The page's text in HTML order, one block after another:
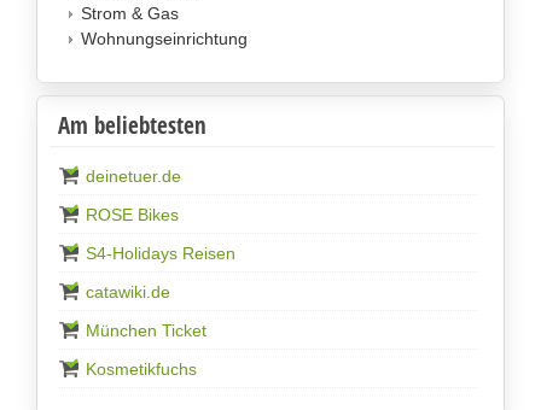
Strom & Gas
Wohnungseinrichtung
Am beliebtesten
deinetuer.de
ROSE Bikes
S4-Holidays Reisen
catawiki.de
München Ticket
Kosmetikfuchs